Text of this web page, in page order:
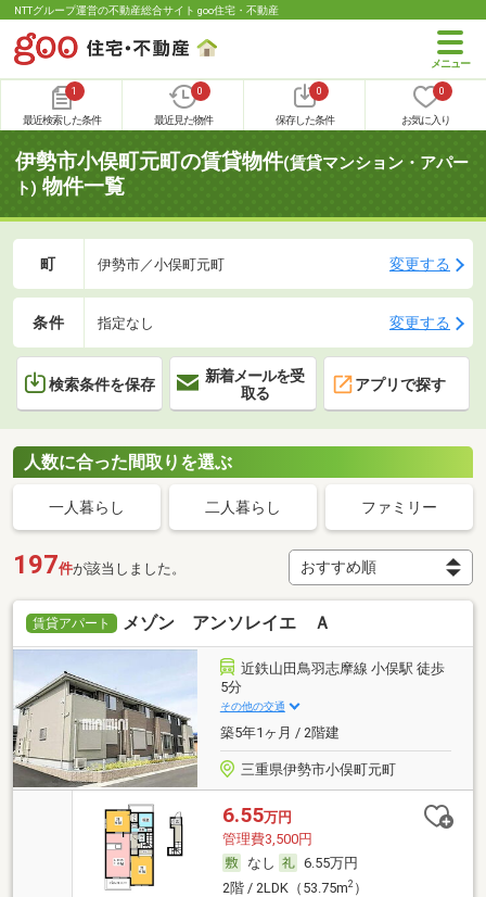
NTTグループ運営の不動産総合サイト goo住宅・不動産
1
最近検索した条件
0
最近見た物件
0
保存した条件
0
お気に入り
伊勢市小俣町元町の賃貸物件(賃貸マンション・アパー
ト) 物件一覧
町 伊勢市／小俣町元町 変更する
条件 指定なし 変更する
検索条件を保存
新着メールを受
取る
アプリで探す
人数に合った間取りを選ぶ
一人暮らし 二人暮らし ファミリー
197件が該当しました。
賃貸アパート メゾン アンソレイエ Ａ
近鉄山田鳥羽志摩線 小俣駅 徒歩
5分
その他の交通
築5年1ヶ月 / 2階建
三重県伊勢市小俣町元町
6.55万円
管理費3,500円
なし
6.55万円
2階 / 2LDK（53.75m2）